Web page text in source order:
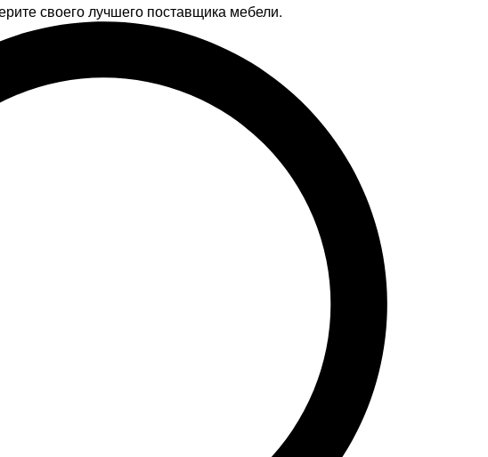
своего лучшего поставщика мебели.